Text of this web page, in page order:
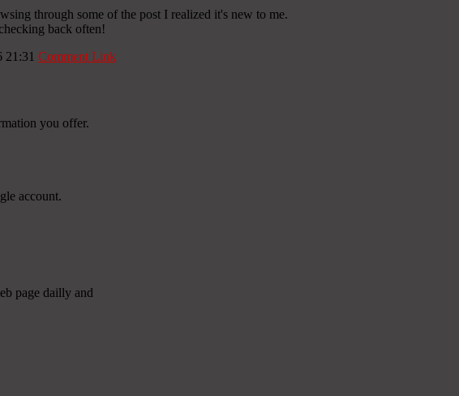
through some of the post I realized it's new to me.
back often!
21:31 Comment Link
you offer.
account.
page dailly and